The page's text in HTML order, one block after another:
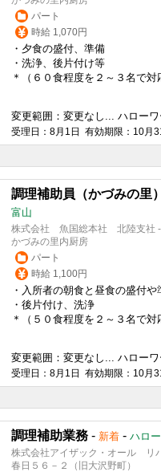
パート
時給 1,070円
・夕食の盛付、準備
・洗浄、後片付け等
＊（６０食程度を２～３名で対
変更範囲：変更なし... ハロー
受理日：8月1日 有効期限：10月
調理補助員（かづみの里
富山
株式会社 魚国総本社 北陸支社 -
かづみの里内厨房
パート
時給 1,100円
・入所者の朝食と昼食の盛付や
・後片付け、洗浄
＊（５０食程度を２～３名で対
変更範囲：変更なし... ハロー
受理日：8月1日 有効期限：10月
調理補助業務 - 新着 - ハロ
株式会社アイザック・オール リ
春日５６－２（旧大沢野町）